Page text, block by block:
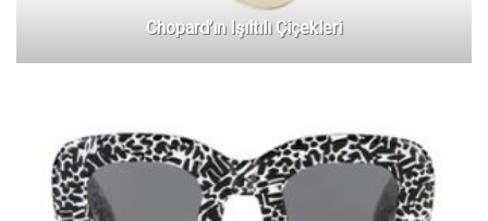
Chopard’ın Işıltılı Çiçekleri